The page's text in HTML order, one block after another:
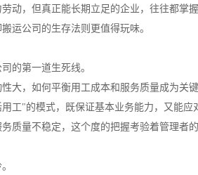
动，但真正能长期立足的企业，往往都掌
运公司的生存法则更值得玩味。
的第一道生死线。
大，如何平衡用工成本和服务质量成为关键
工"的模式，既保证基本业务能力，又能应
质量不稳定，这个度的把握考验着管理者的